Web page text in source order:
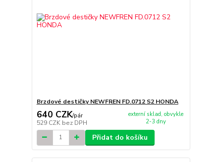
Brzdové destičky NEWFREN FD.0712 S2 HONDA
640 CZK/pár
529 CZK bez DPH
externí sklad, obvykle
2-3 dny
Přidat do košíku